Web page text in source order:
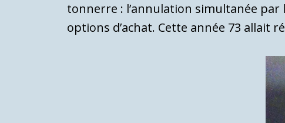
tonnerre : l’annulation simultanée par
options d’achat. Cette année 73 allait